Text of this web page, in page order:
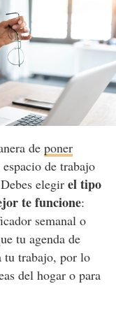
de poner
de trabajo
elegir el tipo
te funcione:
semanal o
tu agenda de
tu trabajo, por lo
del hogar o para